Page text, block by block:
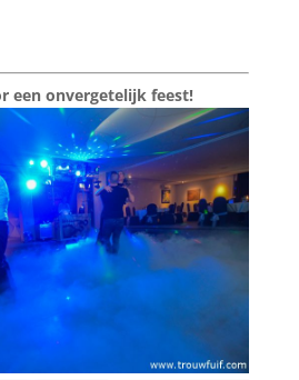
een onvergetelijk feest!